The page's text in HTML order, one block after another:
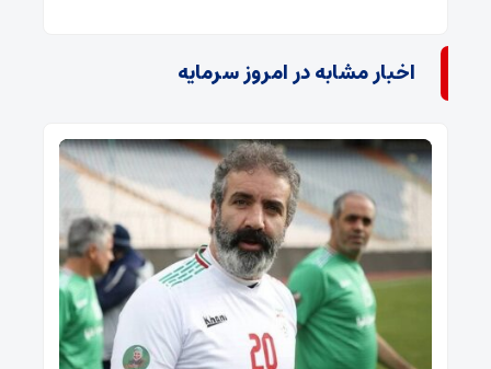
اخبار مشابه در امروز سرمایه